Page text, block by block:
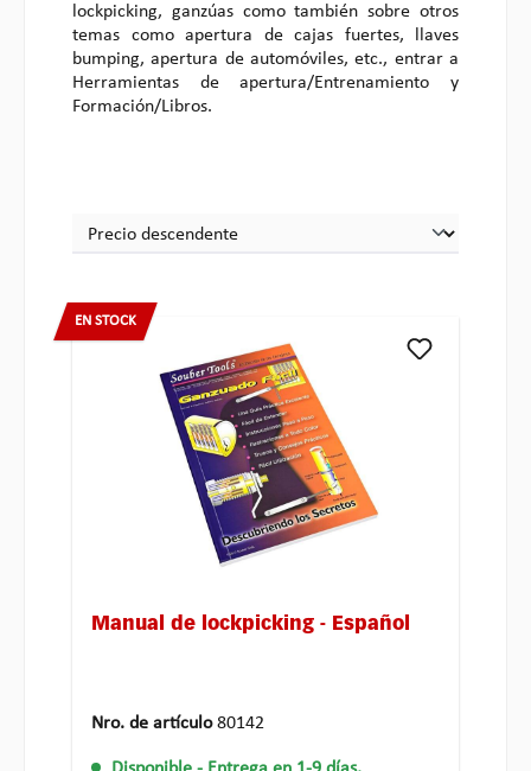
lockpicking, ganzúas como también sobre otros
temas como apertura de cajas fuertes, llaves
bumping, apertura de automóviles, etc., entrar a
Herramientas de apertura/Entrenamiento y
Formación/Libros.
EN STOCK
Manual de lockpicking - Español
Nro. de artículo80142